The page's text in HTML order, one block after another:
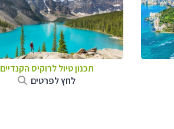
תכנון טיול לרוקיס הקנדיים
לחץ לפרטים